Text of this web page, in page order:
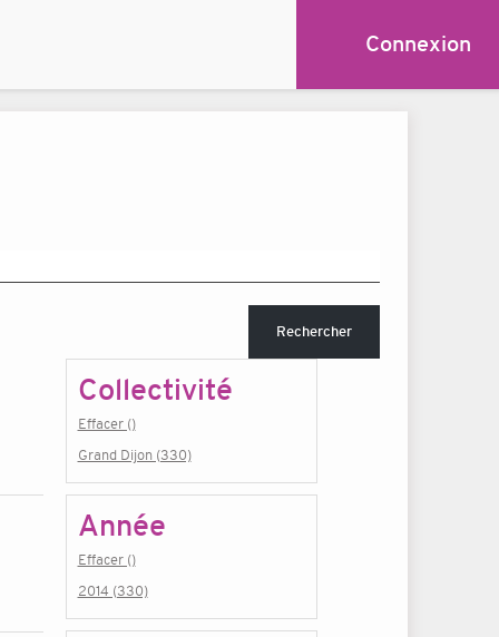
Connexion
Rechercher
Collectivité
Effacer ()
Grand Dijon (330)
Année
Effacer ()
2014 (330)